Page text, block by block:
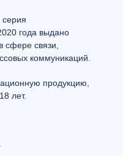
года выдано
сфере связи,
коммуникаций.
продукцию,
лет.